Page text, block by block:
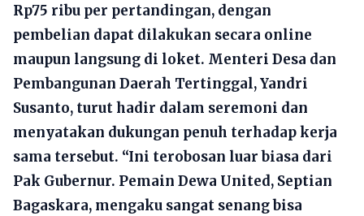
Rp75 ribu per pertandingan, dengan
pembelian dapat dilakukan secara online
maupun langsung di loket. Menteri Desa dan
Pembangunan Daerah Tertinggal, Yandri
Susanto, turut hadir dalam seremoni dan
menyatakan dukungan penuh terhadap kerja
sama tersebut. “Ini terobosan luar biasa dari
Pak Gubernur. Pemain Dewa United, Septian
Bagaskara, mengaku sangat senang bisa